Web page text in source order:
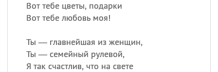
Вот тебе цветы, подарки
Вот тебе любовь моя!
Ты — главнейшая из женщин,
Ты — семейный рулевой,
Я так счастлив, что на свете